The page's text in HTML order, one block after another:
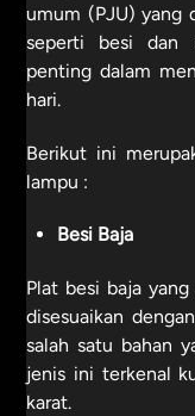
umum (PJU) yang
seperti besi dan
penting dalam
hari.
Berikut ini
lampu :
Besi Baja
Plat besi baja
disesuaikan
salah satu bahan
jenis ini terkenal
karat.